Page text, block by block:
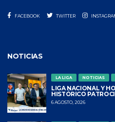
FACEBOOK TWITTER
NOTICIAS
LA LIGA NOTICIAS
LIGA NACIONAL Y
HISTÓRICO
6 AGOSTO, 2026